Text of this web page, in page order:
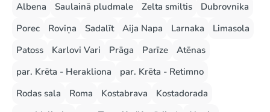
Albena
Saulainā pludmale Zelta smiltis
Dubrovnika
Porec
Roviņa Sadalīt Aija Napa Larnaka
Limasola
Patoss
Karlovi Vari Prāga Parīze
Atēnas
par. Krēta - Herakliona
par. Krēta - Retimno
Rodas sala
Roma Kostabrava
Kostadorada